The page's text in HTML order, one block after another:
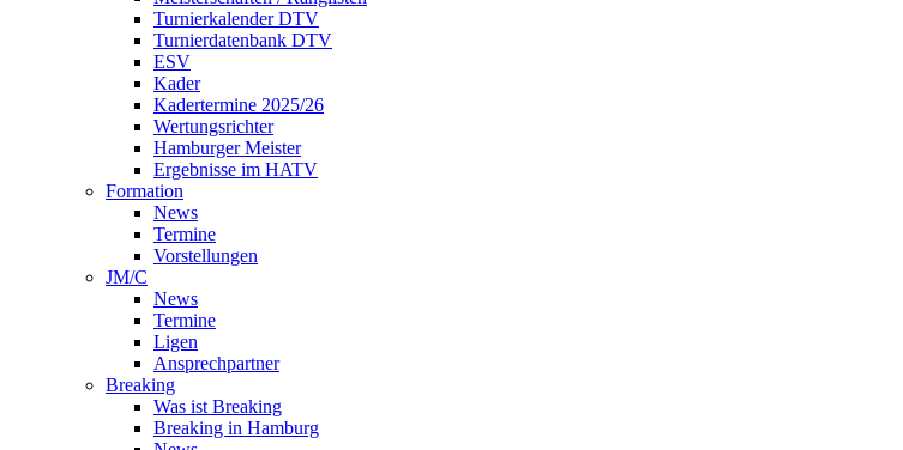
Turnierkalender DTV
Turnierdatenbank DTV
ESV
Kader
Kadertermine 2025/26
Wertungsrichter
Hamburger Meister
Ergebnisse im HATV
Formation
News
Termine
Vorstellungen
JM/C
News
Termine
Ligen
Ansprechpartner
Breaking
Was ist Breaking
Breaking in Hamburg